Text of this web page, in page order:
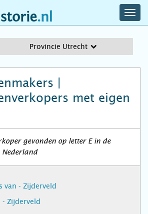
Provincie Utrecht
|
met eigen
gevonden op letter E in de
Nederland
van - Zijderveld
- Zijderveld